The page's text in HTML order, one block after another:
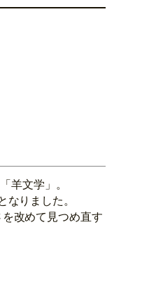
羊文学」。
なりました。
改めて見つめ直す